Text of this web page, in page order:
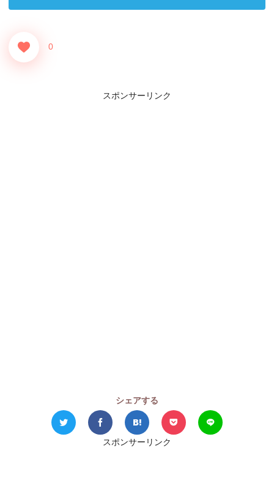
0
スポンサーリンク
シェアする
スポンサーリンク